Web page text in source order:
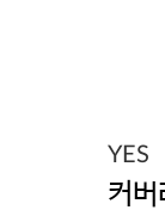
YES
커버